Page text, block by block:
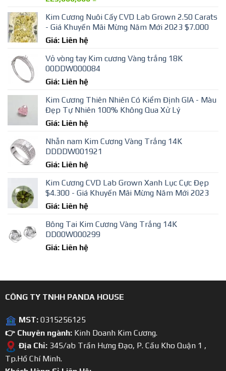
Kim Cương Nuôi Cấy CVD Lab Grown 2.50 Carats
- Giá Khuyến Mãi Mừng Năm Mới 2023 $7.000
Giá: Liên hệ
Vỏ vòng tay Kim cương Vàng trắng 18K
00DDW000084
Giá: Liên hệ
Kim Cương Thiên Nhiên Có Kiểm Định GIA - Màu
Đẹp Tự Nhiên 100% Không Qua Xử Lý
Giá: Liên hệ
Nhẫn nam Kim Cương Vàng Trắng 14K
DDDDW001921
Giá: Liên hệ
Kim Cương CVD Lab Grown Xanh Lục Cực Đẹp
$4.300 - Giá Khuyến Mãi Mừng Năm Mới 2023
Giá: Liên hệ
Bông Tai Kim Cương Vàng Trắng 14K
DD00W000299
Giá: Liên hệ
CÔNG TY TNHH PANDA HOUSE
MST: 0315256125
👉 Chuyên ngành: Kinh Doanh Kim Cương.
Địa Chỉ:345/ab Trần Hưng Đạo, P. Cầu Kho Quận 1 ,
Tp.Hồ Chí Minh.